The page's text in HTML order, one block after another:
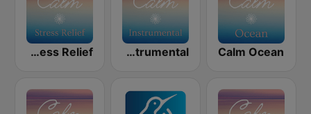
Calm Ocean
Calm Soothing Instrumental
Calm Stress Relief